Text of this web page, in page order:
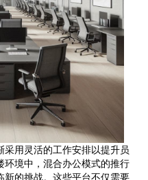
采用灵活的工作安排以提升员
环境中，混合办公模式的推行
新的挑战。这些平台不仅需要